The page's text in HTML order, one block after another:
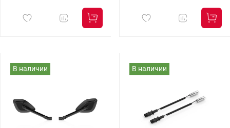
В наличии В наличии